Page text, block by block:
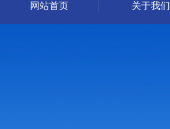
网站首页 关于我们